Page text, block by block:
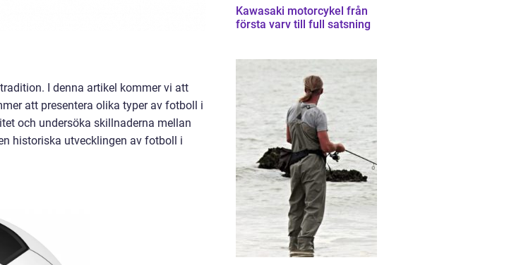
I denna artikel kommer vi att
att presentera olika typer av fotboll i
och undersöka skillnaderna mellan
historiska utvecklingen av fotboll i
Kawasaki motorcykel från
första varv till full satsning